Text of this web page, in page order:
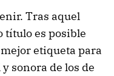
Tras aquel
título es posible
etiqueta para
sonora de los de